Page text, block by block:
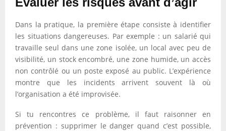
Dans la pratique, la première étape consiste à identifier
les situations dangereuses. Par exemple : un salarié qui
travaille seul dans une zone isolée, un local avec peu de
visibilité, un stock encombré, une zone humide, un accès
non contrôlé ou un poste exposé au public. L’expérience
montre que les incidents arrivent souvent là où
l’organisation a été improvisée.
Si tu rencontres ce problème, il faut raisonner en
prévention : supprimer le danger quand c’est possible,